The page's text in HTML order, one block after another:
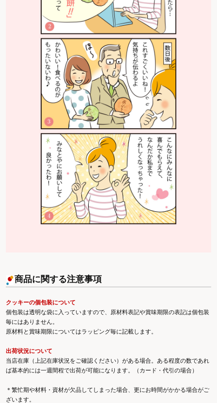
商品に関する注意事項
クッキーの個包装について
個包装は透明な袋に入っていますので、原材料表記や賞味期限の表記は個包装
毎にはありません。
原材料と賞味期限についてはラッピング毎に記載します。
出荷状況について
当店在庫（上記在庫状況をご確認ください）がある場合。ある程度の数であれ
ば基本的には一週間程で出荷が可能になります。（カード・代引の場合）
＊繁忙期や材料・資材が欠品してしまった場合、更にお時間がかかる場合がご
ざいます。